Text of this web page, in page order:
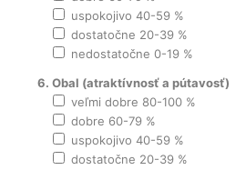
uspokojivo 40-59 %
dostatočne 20-39 %
nedostatočne 0-19 %
6. Obal (atraktívnosť a pútavosť)
veľmi dobre 80-100 %
dobre 60-79 %
uspokojivo 40-59 %
dostatočne 20-39 %